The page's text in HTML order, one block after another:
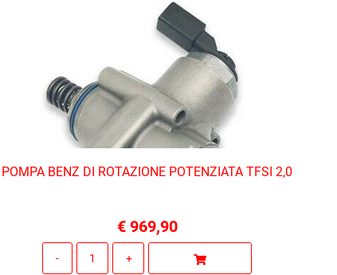
POMPA BENZ DI ROTAZIONE POTENZIATA TFSI 2,0
€ 969,90